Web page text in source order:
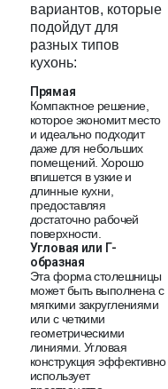
вариантов, которые
подойдут для
разных типов
кухонь:
Прямая
Компактное решение,
которое экономит место
и идеально подходит
даже для небольших
помещений. Хорошо
впишется в узкие и
длинные кухни,
предоставляя
достаточно рабочей
поверхности.
Угловая или Г-
образная
Эта форма столешницы
может быть выполнена с
мягкими закруглениями
или с четкими
геометрическими
линиями. Угловая
конструкция эффективно
использует